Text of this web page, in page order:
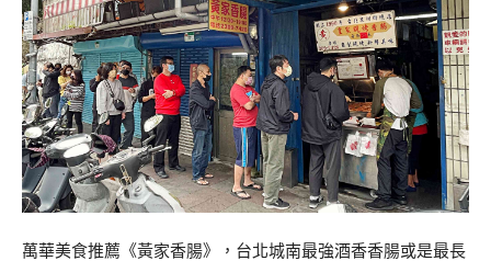
萬華美食推薦《黃家香腸》，台北城南最強酒香香腸或是最長